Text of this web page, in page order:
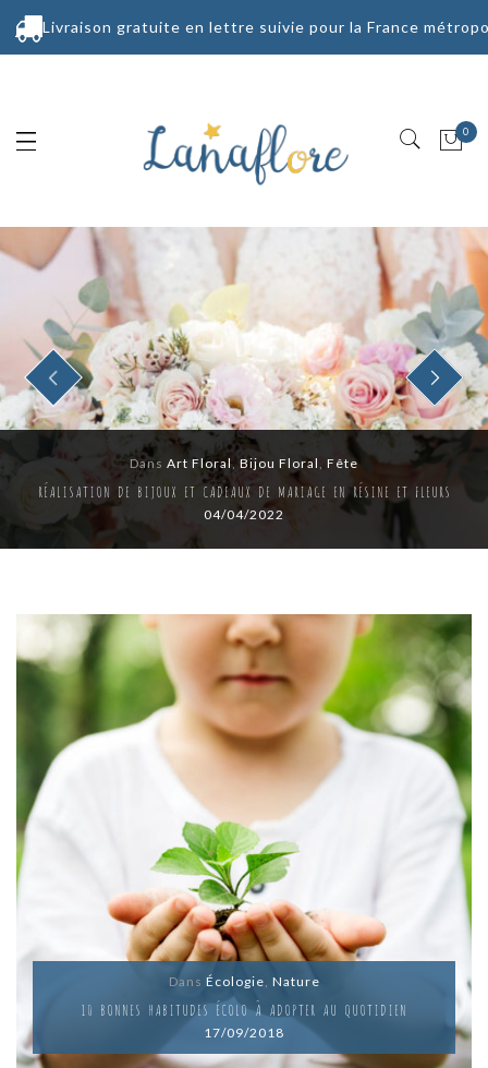
Livraison gratuite en lettre suivie pour la France
0
PREVIOUS
Dans Art Floral, Bijou Floral, Fête
RÉALISATION DE BIJOUX ET CADEAUX DE MARIAGE EN RÉSINE ET FLEURS
04/04/2022
NEXT
Dans Écologie, Nature
10 BONNES HABITUDES ÉCOLO À ADOPTER AU QUOTIDIEN
17/09/2018